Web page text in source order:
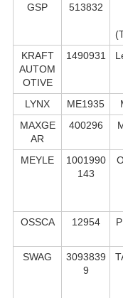
GSP 513832
KRAFT
AUTOM
OTIVE
1490931
LYNX ME1935
MAXGE
AR
400296
MEYLE
1001990
143
OSSCA 12954
SWAG
3093839
9